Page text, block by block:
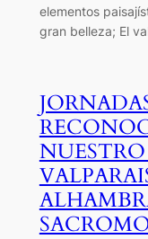
elementos
gran belleza; El